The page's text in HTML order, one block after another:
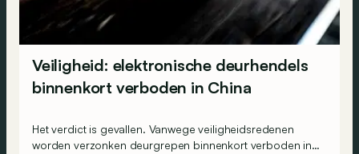
Veiligheid: elektronische deurhendels
binnenkort verboden in China
Het verdict is gevallen. Vanwege veiligheidsredenen
worden verzonken deurgrepen binnenkort verboden in